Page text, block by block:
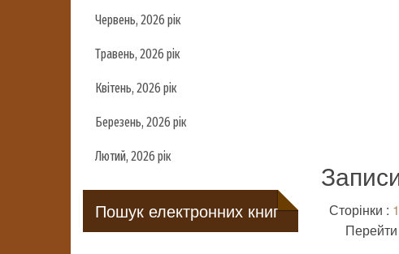
Червень, 2026 рік
Травень, 2026 рік
Квітень, 2026 рік
Березень, 2026 рік
Лютий, 2026 рік
Пошук електронних книг Сторінки : 1